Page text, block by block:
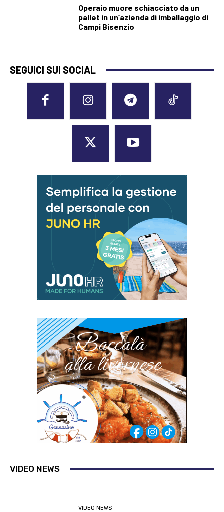
Operaio muore schiacciato da un
pallet in un’azienda di imballaggio di
Campi Bisenzio
SEGUICI SUI SOCIAL
VIDEO NEWS
VIDEO NEWS